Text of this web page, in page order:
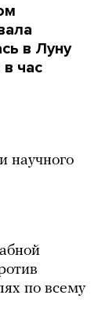
в Луну
час
научного
по всему